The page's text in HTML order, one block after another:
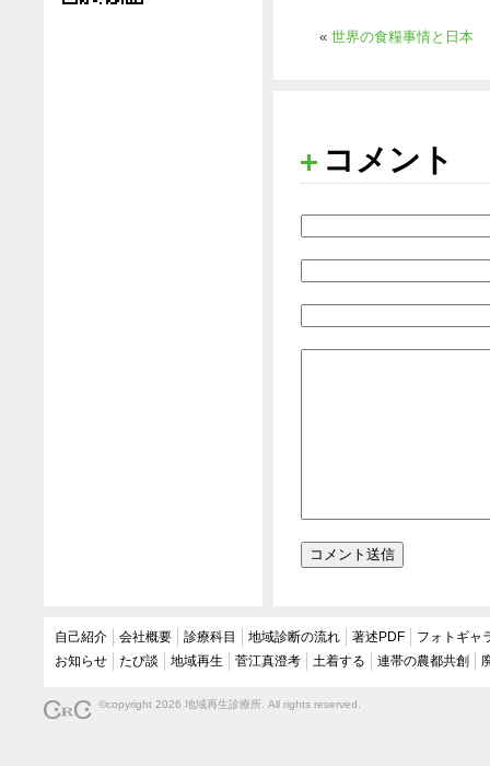
«世界の食糧事情と日本
コメント
自己紹介 会社概要 診療科目 地域診断の流れ 著述PDF
フォトギャ
お知らせ
たび談 地域再生 菅江真澄考 土着する 連帯の農都共創
©copyright 2026 地域再生診療所. All rights reserved.